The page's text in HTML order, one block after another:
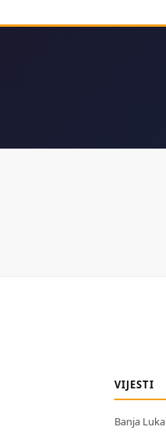
VIJESTI
Banja Luka